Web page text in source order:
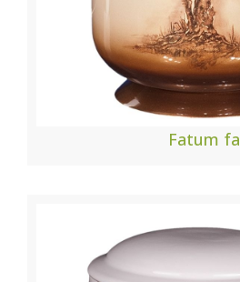
Fatum fa